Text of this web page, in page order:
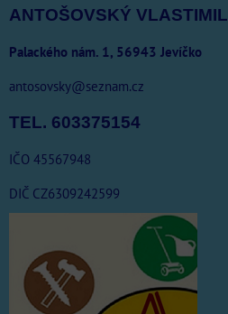
ANTOŠOVSKÝ VLASTIMIL
Palackého nám. 1, 56943 Jevíčko
antosovsky@seznam.cz
TEL. 603375154
IČO 45567948
DIČ CZ6309242599